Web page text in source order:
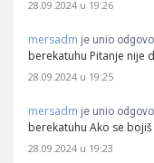
28.09.2024 u 19:26
mersadm je unio
berekatuhu Pitanje nije
28.09.2024 u 19:25
mersadm je unio
berekatuhu Ako se
28.09.2024 u 19:23